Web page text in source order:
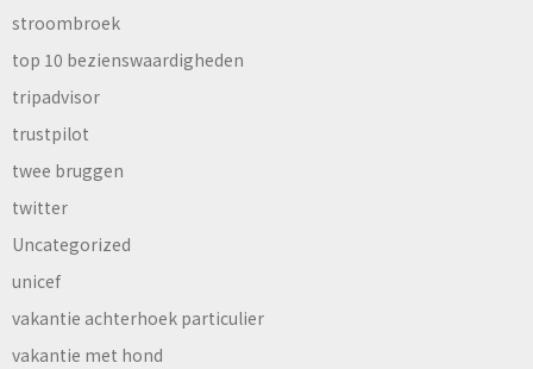
stroombroek
top 10 bezienswaardigheden
tripadvisor
trustpilot
twee bruggen
twitter
Uncategorized
unicef
vakantie achterhoek particulier
vakantie met hond